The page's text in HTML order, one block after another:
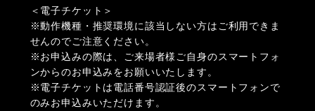
＜電子チケット＞
※動作機種・推奨環境に該当しない方はご利用できま
せんのでご注意ください。
※お申込みの際は、ご来場者様ご自身のスマートフォ
ンからのお申込みをお願いいたします。
※電子チケットは電話番号認証後のスマートフォンで
のみお申込みいただけます。